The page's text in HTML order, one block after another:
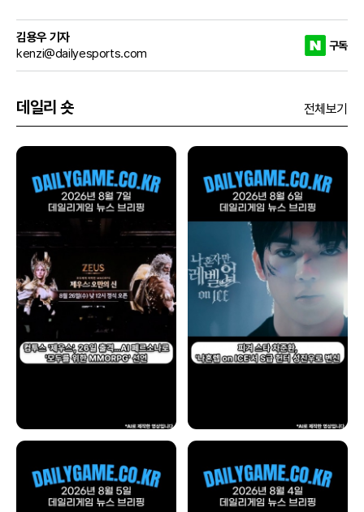
김용우 기자
kenzi@dailyesports.com
구독
데일리 숏 전체보기